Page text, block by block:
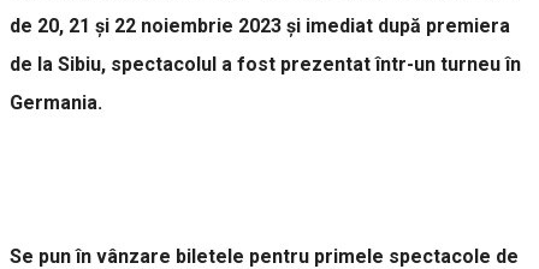
de 20, 21 și 22 noiembrie 2023 și imediat după premiera
de la Sibiu, spectacolul a fost prezentat într-un turneu în
Germania.
Se pun în vânzare biletele pentru primele spectacole de